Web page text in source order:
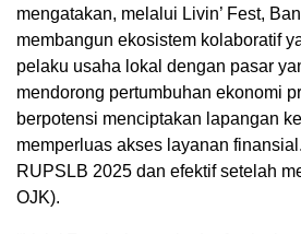
mengatakan, melalui Livin’ Fest,
membangun ekosistem kolaboratif
pelaku usaha lokal dengan pasar
mendorong pertumbuhan ekonomi
berpotensi menciptakan lapangan
memperluas akses layanan
RUPSLB 2025 dan efektif setelah
OJK).